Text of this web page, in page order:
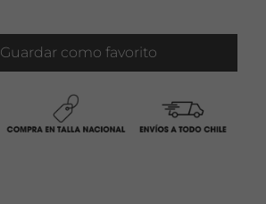
Guardar como favorito